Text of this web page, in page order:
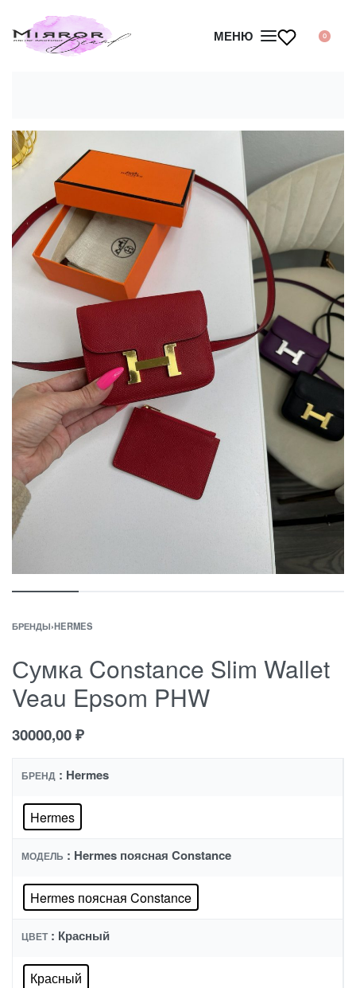
МЕНЮ 0
БРЕНДЫ›HERMES
Сумка Constance Slim Wallet
Veau Epsom PHW
30000,00₽
БРЕНД : Hermes
Hermes
МОДЕЛЬ : Hermes поясная Constance
Hermes поясная Constance
ЦВЕТ : Красный
Красный